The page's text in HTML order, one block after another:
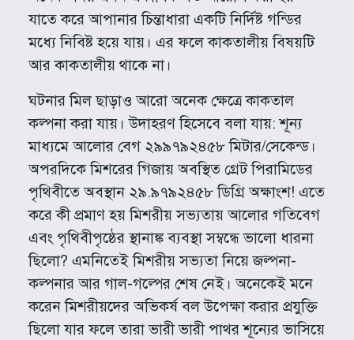
যাতে করে আপানার চিন্তাধারা একটি নির্দিষ্ট গন্ডির
মধ্যে নিবিষ্ট হয়ে যায়। এর ফলে কাকতালীয় বিষয়টি
আর কাকতালীয় থাকে না।
ঘটনার মিল ছাড়াও আরো অনেক ক্ষেত্রে কাকতাল
কল্পনা করা যায়। উদাহরণ হিসেবে বলা যায়: শূন্য
মাধ্যমে আলোর বেগ ২৯৯৭৯২৪৫৮ মিটার/সেকেন্ড।
অপরদিকে মিশরের গিজায় অবস্থিত গ্রেট পিরামিডের
পৃথিবীতে অবস্থান ২৯.৯৭৯২৪৫৮ ডিগ্রি অক্ষাংশ! এতে
করে কী প্রমাণ হয় মিশরীয় সভ্যতায় আলোর গতিবেগ
এবং পৃথিবীপৃষ্ঠের স্থানাঙ্ক ব্যবস্থা সম্বন্ধে ভালো ধারনা
ছিলো? এমনিতেই মিশরীয় সভ্যতা নিয়ে জল্পনা-
কল্পনার আর গাল-গল্পের শেষ নেই। অনেকেই মনে
করেন মিশরীয়দের অভিকর্ষ বল উপেক্ষা করার প্রযুক্তি
ছিলো যার ফলে তারা ভারী ভারী পাথর শূন্যের ভাসিয়ে